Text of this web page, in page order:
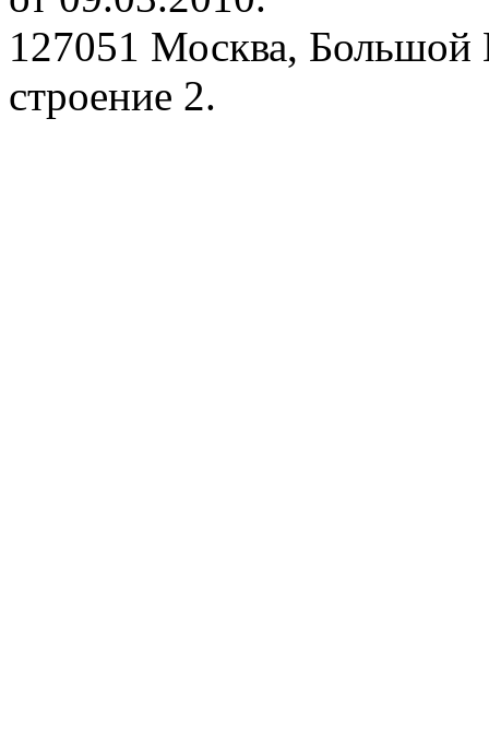
127051 Москва, Большой
строение 2.